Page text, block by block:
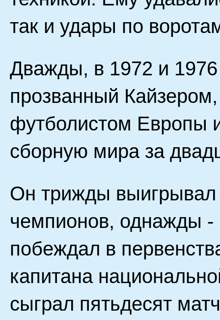
так и удары по
Дважды, в 1972 и 1976
прозванный
футболистом Европы
сборную мира за
Он трижды выигрывал
чемпионов, однажды -
побеждал в
капитана
сыграл пятьдесят